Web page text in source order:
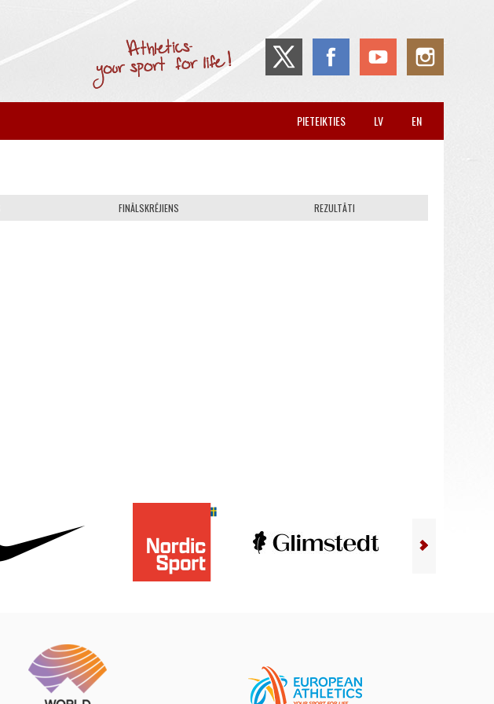
EN
LV
PIETEIKTIES
FINĀLSKRĒJIENS REZULTĀTI